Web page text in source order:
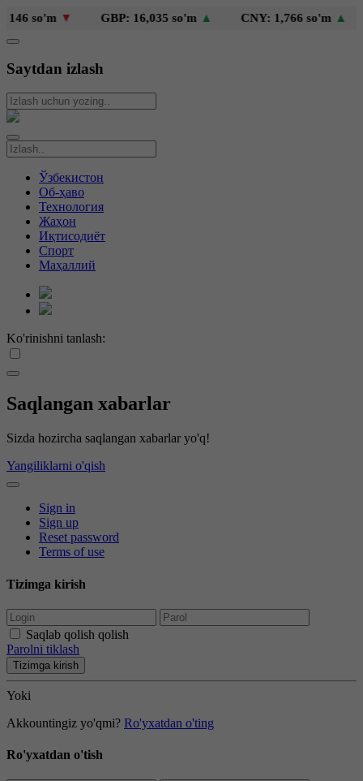
so'm▼ GBP: 16,035 so'm▲ CNY: 1,766 so'm▲
Saytdan izlash
Ўзбекистон
Об-ҳаво
Технология
Жаҳон
Иқтисодиёт
Спорт
Маҳаллий
Ko'rinishni tanlash:
Saqlangan xabarlar
Sizda hozircha saqlangan xabarlar yo'q!
Yangiliklarni o'qish
Sign in
Sign up
Reset password
Terms of use
Tizimga kirish
Saqlab qolish qolish
Parolni tiklash
Tizimga kirish
Yoki
Akkountingiz yo'qmi? Ro'yxatdan o'ting
Ro'yxatdan o'tish